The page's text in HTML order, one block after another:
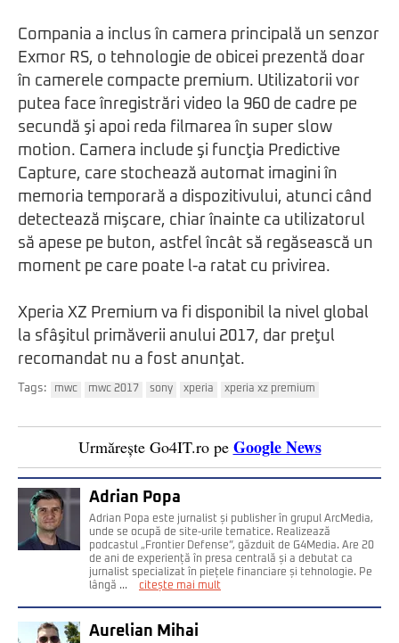
Compania a inclus în camera principală un senzor
Exmor RS, o tehnologie de obicei prezentă doar
în camerele compacte premium. Utilizatorii vor
putea face înregistrări video la 960 de cadre pe
secundă şi apoi reda filmarea în super slow
motion. Camera include şi funcţia Predictive
Capture, care stochează automat imagini în
memoria temporară a dispozitivului, atunci când
detectează mişcare, chiar înainte ca utilizatorul
să apese pe buton, astfel încât să regăsească un
moment pe care poate l-a ratat cu privirea.
Xperia XZ Premium va fi disponibil la nivel global
la sfâşitul primăverii anului 2017, dar preţul
recomandat nu a fost anunţat.
Tags: mwc mwc 2017 sony xperia xperia xz premium
Urmărește Go4IT.ro pe Google News
Adrian Popa
Adrian Popa este jurnalist și publisher în grupul ArcMedia,
unde se ocupă de site-urile tematice. Realizează
podcastul „Frontier Defense”, găzduit de G4Media. Are 20
de ani de experiență în presa centrală și a debutat ca
jurnalist specializat în piețele financiare și tehnologie. Pe
lângă ...
citește mai mult
Aurelian Mihai